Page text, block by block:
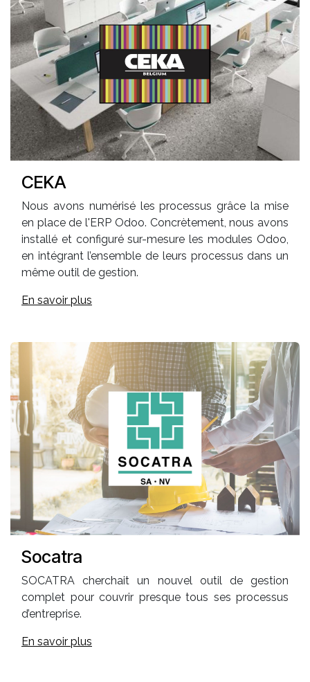
CEKA
Nous avons numérisé les processus grâce la mise
en place de l'ERP Odoo. Concrètement, nous avons
installé et configuré sur-mesure les modules Odoo,
en intégrant l’ensemble de leurs processus dans un
même outil de gestion.
En savoir plus
Socatra
SOCATRA cherchait un nouvel outil de gestion
complet pour couvrir presque tous ses processus
d’entreprise.
En savoir plus